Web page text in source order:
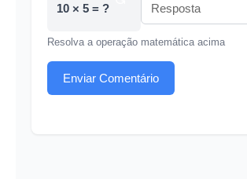
10 × 5 = ?
Resolva a operação matemática acima
Enviar Comentário